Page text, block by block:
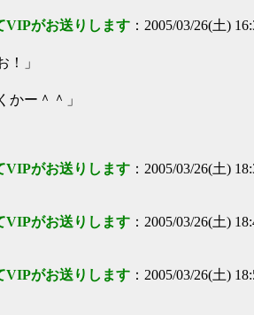
VIPがお送りします ：2005/03/26(土)
！」
かー＾＾」
VIPがお送りします ：2005/03/26(土)
VIPがお送りします ：2005/03/26(土)
VIPがお送りします ：2005/03/26(土)